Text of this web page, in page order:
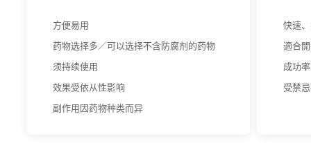
方便易用
药物选择多／可以选择不含防腐剂的药物
须持续使用
效果受依从性影响
副作用因药物种类而异
快速
適合
成功
受禁